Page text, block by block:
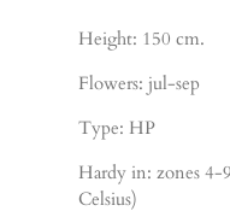
Height: 150 cm.
Flowers: jul-sep
Type: HP
Hardy in: zones 4-
Celsius)